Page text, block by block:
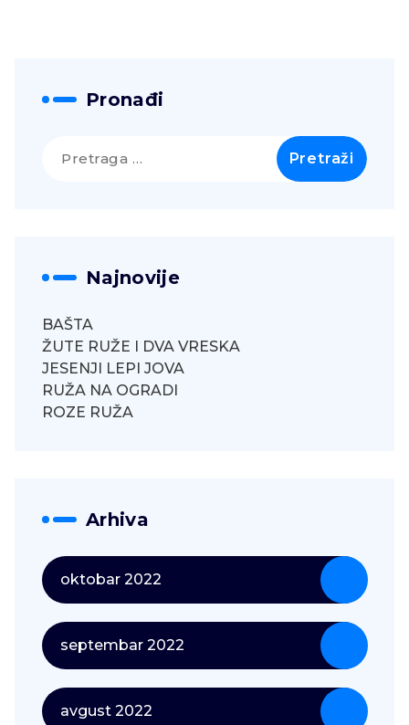
Pronađi
Najnovije
BAŠTA
ŽUTE RUŽE I DVA VRESKA
JESENJI LEPI JOVA
RUŽA NA OGRADI
ROZE RUŽA
Arhiva
oktobar 2022
septembar 2022
avgust 2022